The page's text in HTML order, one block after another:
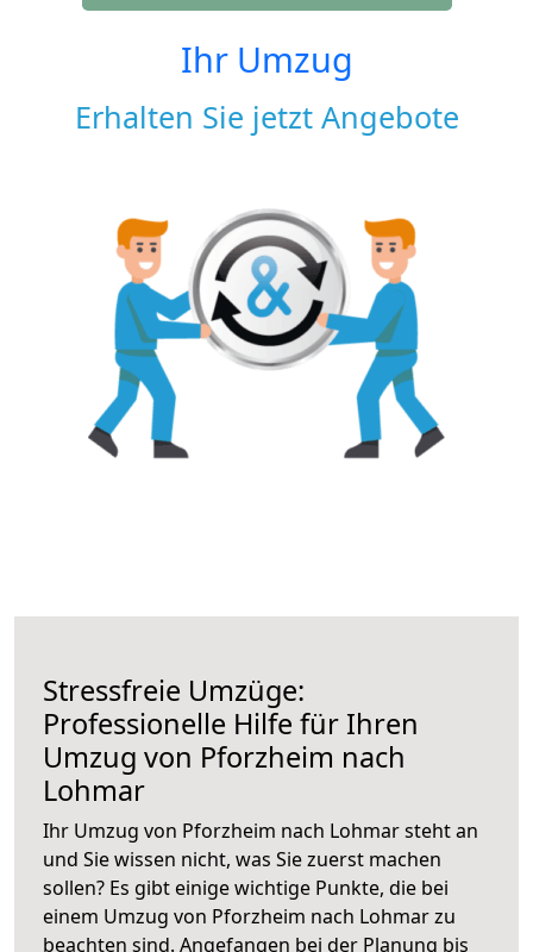
Ihr Umzug
Erhalten Sie jetzt Angebote
Stressfreie Umzüge:
Professionelle Hilfe für Ihren
Umzug von Pforzheim nach
Lohmar
Ihr Umzug von Pforzheim nach Lohmar steht an
und Sie wissen nicht, was Sie zuerst machen
sollen? Es gibt einige wichtige Punkte, die bei
einem Umzug von Pforzheim nach Lohmar zu
beachten sind. Angefangen bei der Planung bis